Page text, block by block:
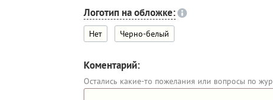
Логотип на обложке:
Нет Черно-белый
Коментарий:
Остались какие-то пожелания или вопросы по